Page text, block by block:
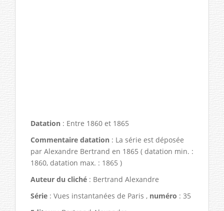
Datation : Entre 1860 et 1865
Commentaire datation : La série est déposée
par Alexandre Bertrand en 1865 ( datation min. :
1860, datation max. : 1865 )
Auteur du cliché : Bertrand Alexandre
Série : Vues instantanées de Paris , numéro : 35